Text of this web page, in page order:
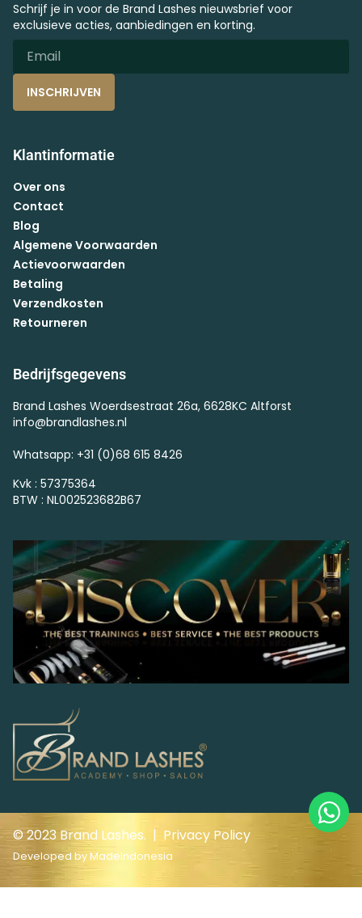
Schrijf je in voor de Brand Lashes nieuwsbrief voor
exclusieve acties, aanbiedingen en korting.
INSCHRIJVEN
Klantinformatie
Over ons
Contact
Blog
Algemene Voorwaarden
Actievoorwaarden
Betaling
Verzendkosten
Retourneren
Bedrijfsgegevens
Brand Lashes Woerdsestraat 26a, 6628KC Altforst
info@brandlashes.nl
Whatsapp: +31 (0)68 615 8426
Kvk : 57375364
BTW : NL002523682B67
© 2023 Brand Lashes. | Privacy Policy
Developed byMadeIndonesia